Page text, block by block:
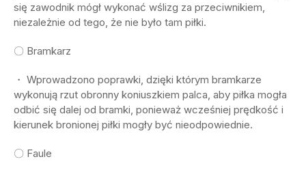
się zawodnik mógł wykonać wślizg za przeciwnikiem,
niezależnie od tego, że nie było tam piłki.
〇 Bramkarz
・ Wprowadzono poprawki, dzięki którym bramkarze
wykonują rzut obronny koniuszkiem palca, aby piłka mogła
odbić się dalej od bramki, ponieważ wcześniej prędkość i
kierunek bronionej piłki mogły być nieodpowiednie.
〇 Faule